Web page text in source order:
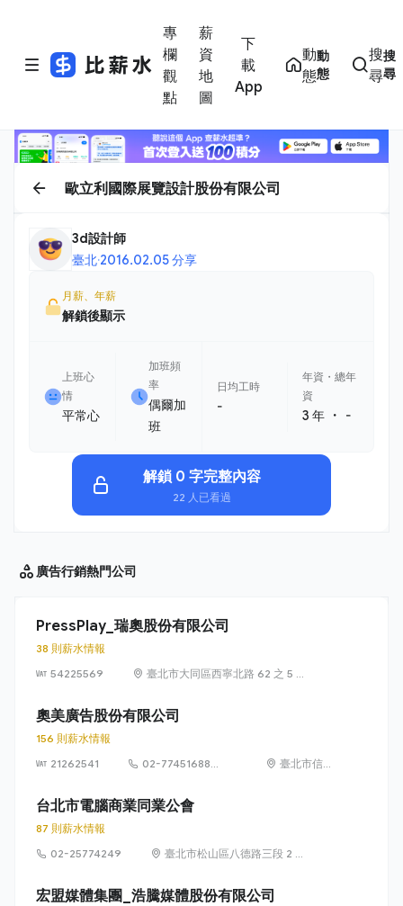
專
欄
觀
點
薪
資
地
圖
下
載
App
動
態
動
態
搜
尋
搜
尋
歐立利國際展覽設計股份有限公司
3d設計師
臺北·2016.02.05 分享
月薪、年薪
解鎖後顯示
上班心
情
平常心
加班頻
率
偶爾加
班
日均工時
-
年資・總年
資
3 年 ・ -
解鎖 0 字完整內容
22 人已看過
廣告行銷熱門公司
PressPlay_瑞奧股份有限公司
38 則薪水情報
54225569
臺北市大同區西寧北路 62 之 5 號
奧美廣告股份有限公司
156 則薪水情報
21262541
02-77451688
臺北市信義
台北市電腦商業同業公會
87 則薪水情報
02-25774249
臺北市松山區八德路三段 2 號
宏盟媒體集團_浩騰媒體股份有限公司